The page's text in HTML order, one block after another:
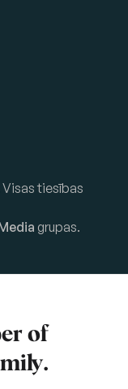
tiesības
grupas.
of